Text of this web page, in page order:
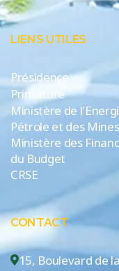
LIENS UTILES
Présidence
Primature
Ministère de
Pétrole et des Mines
Ministère des
du Budget
CRSE
CONTACT
15, Boulevard de